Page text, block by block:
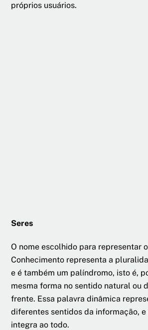
próprios usuários.
Seres
O nome escolhido para representar
Conhecimento representa a
e é também um palíndromo, isto é,
mesma forma no sentido natural ou
frente. Essa palavra dinâmica
diferentes sentidos da informação, e
integra ao todo.